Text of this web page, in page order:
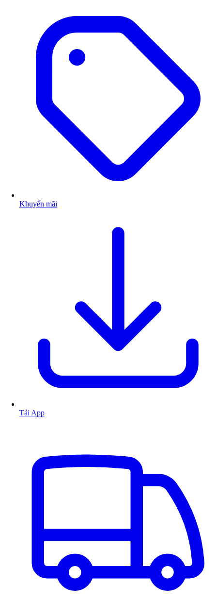
Khuyến mãi
Tải App